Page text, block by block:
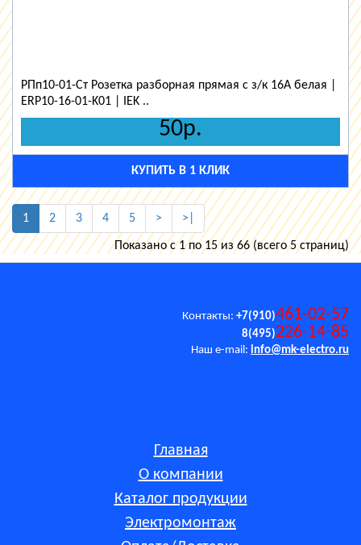
РПп10-01-Ст Розетка разборная прямая с з/к 16А белая |
ERP10-16-01-K01 | IEK ..
50р.
КУПИТЬ В 1 КЛИК
1 2 3 4 5 > >|
Показано с 1 по 15 из 66 (всего 5 страниц)
Контакты: +7(910)461-02-57
8(495)226-14-85
Наш e-mail: info@mk-electro.ru
Главная
О компании
Каталог продукции
Электромонтаж